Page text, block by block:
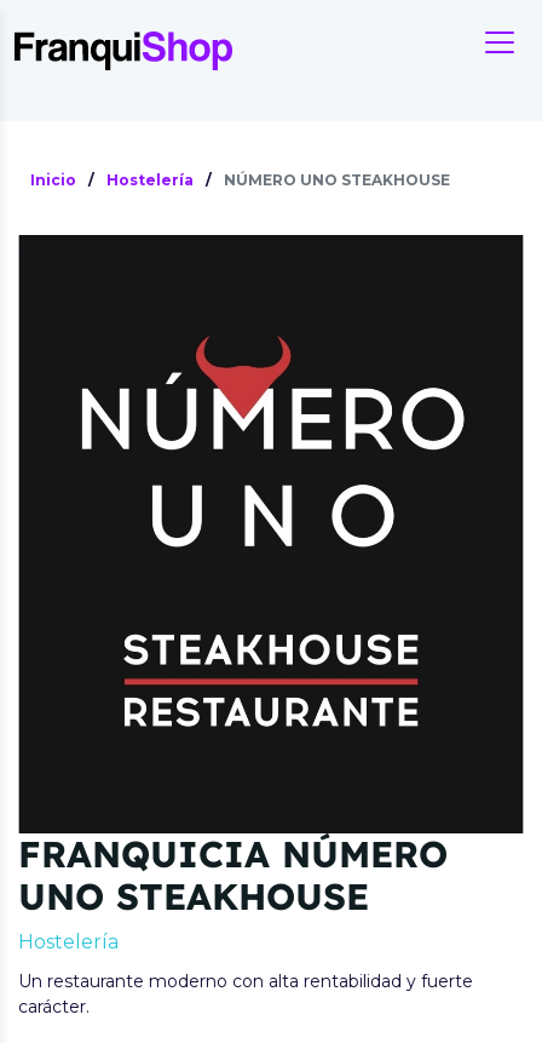
Inicio / Hostelería / NÚMERO UNO STEAKHOUSE
FRANQUICIA NÚMERO
UNO STEAKHOUSE
Hostelería
Un restaurante moderno con alta rentabilidad y fuerte
carácter.